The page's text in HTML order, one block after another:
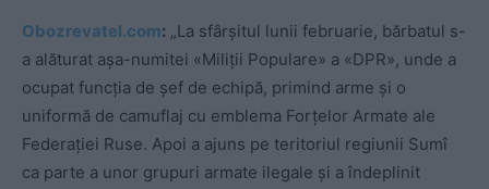
Obozrevatel.com: „La sfârșitul lunii februarie, bărbatul s-
a alăturat așa-numitei «Miliții Populare» a «DPR», unde a
ocupat funcția de șef de echipă, primind arme și o
uniformă de camuflaj cu emblema Forțelor Armate ale
Federației Ruse. Apoi a ajuns pe teritoriul regiunii Sumî
ca parte a unor grupuri armate ilegale și a îndeplinit